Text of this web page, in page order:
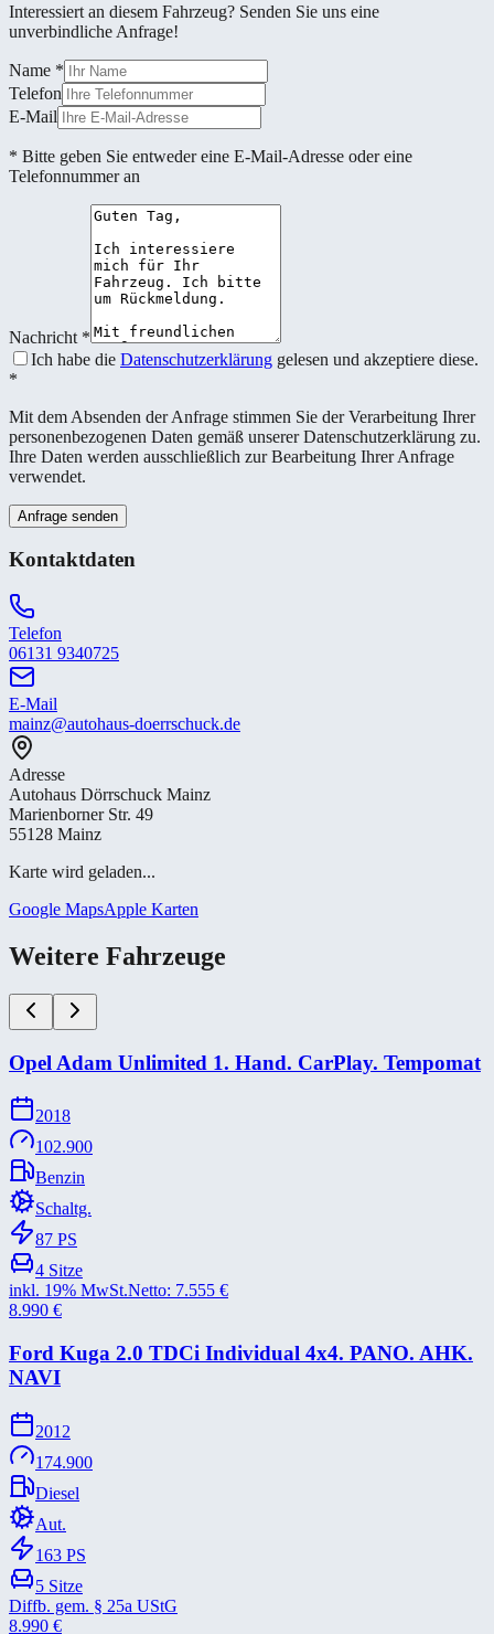
Interessiert an diesem Fahrzeug? Senden Sie uns eine
unverbindliche Anfrage!
Name *
Telefon
E-Mail
* Bitte geben Sie entweder eine E-Mail-Adresse oder eine
Telefonnummer an
Nachricht *
Ich habe die Datenschutzerklärung gelesen und akzeptiere diese.
*
Mit dem Absenden der Anfrage stimmen Sie der Verarbeitung Ihrer
personenbezogenen Daten gemäß unserer Datenschutzerklärung zu.
Ihre Daten werden ausschließlich zur Bearbeitung Ihrer Anfrage
verwendet.
Anfrage senden
Kontaktdaten
Telefon
06131 9340725
E-Mail
mainz@autohaus-doerrschuck.de
Adresse
Autohaus Dörrschuck Mainz
Marienborner Str. 49
55128 Mainz
Karte wird geladen...
Google MapsApple Karten
Weitere Fahrzeuge
Opel Adam Unlimited 1. Hand. CarPlay. Tempomat
2018
102.900
Benzin
Schaltg.
87 PS
4 Sitze
inkl. 19% MwSt.Netto: 7.555 €
8.990 €
Ford Kuga 2.0 TDCi Individual 4x4. PANO. AHK.
NAVI
2012
174.900
Diesel
Aut.
163 PS
5 Sitze
Diffb. gem. § 25a UStG
8.990 €